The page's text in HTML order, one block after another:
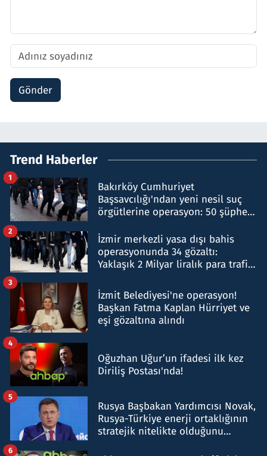
Gönder
Trend Haberler
Bakırköy Cumhuriyet
Başsavcılığı'ndan yeni nesil suç
örgütlerine operasyon: 50 şüpheli
1
İzmir merkezli yasa dışı bahis
operasyonunda 34 gözaltı:
Yaklaşık 2 Milyar liralık para trafiği
2
İzmit Belediyesi'ne operasyon!
Başkan Fatma Kaplan Hürriyet ve
eşi gözaltına alındı
3
Oğuzhan Uğur’un ifadesi ilk kez
Diriliş Postası'nda!
4
Rusya Başbakan Yardımcısı Novak,
Rusya-Türkiye enerji ortaklığının
stratejik nitelikte olduğunu
5
6